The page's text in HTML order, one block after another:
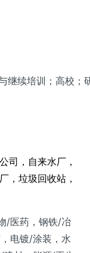
继续培训；高校；
司，自来水厂，
，垃圾回收站，
/医药，钢铁/冶
，电镀/涂装，水